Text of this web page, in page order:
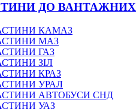
ДО
КАМАЗ
МАЗ
ГАЗ
ЗІЛ
КРАЗ
УРАЛ
АВТОБУСИ СНД
УАЗ